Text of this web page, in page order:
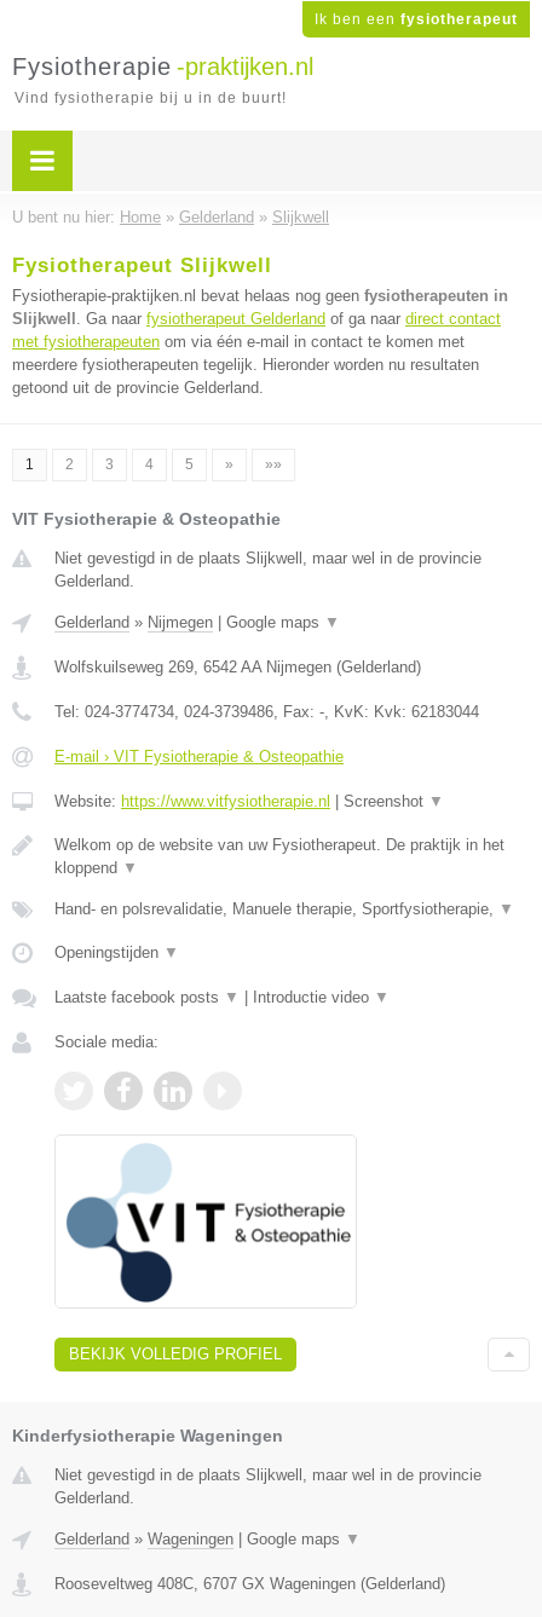
Ik ben een fysiotherapeut
Fysiotherapie -praktijken.nl
Vind fysiotherapie bij u in de buurt!
U bent nu hier: Home » Gelderland » Slijkwell
Fysiotherapeut Slijkwell
Fysiotherapie-praktijken.nl bevat helaas nog geen fysiotherapeuten in
Slijkwell . Ga naar fysiotherapeut Gelderland of ga naar direct contact
met fysiotherapeuten om via één e-mail in contact te komen met
meerdere fysiotherapeuten tegelijk. Hieronder worden nu resultaten
getoond uit de provincie Gelderland.
1 2 3 4 5 » »»
VIT Fysiotherapie & Osteopathie
Niet gevestigd in de plaats Slijkwell, maar wel in de provincie
Gelderland.
Gelderland » Nijmegen Google maps ▼
Wolfskuilseweg 269, 6542 AA Nijmegen (Gelderland)
Tel: 024-3774734, 024-3739486, Fax: -, KvK: Kvk: 62183044
E-mail › VIT Fysiotherapie & Osteopathie
Website: https://www.vitfysiotherapie.nl Screenshot ▼
Welkom op de website van uw Fysiotherapeut. De praktijk in het
kloppend ▼
Hand- en polsrevalidatie, Manuele therapie, Sportfysiotherapie, ▼
Openingstijden ▼
Laatste facebook posts ▼ Introductie video ▼
Sociale media:
BEKIJK VOLLEDIG PROFIEL
Kinderfysiotherapie Wageningen
Niet gevestigd in de plaats Slijkwell, maar wel in de provincie
Gelderland.
Gelderland » Wageningen Google maps ▼
Rooseveltweg 408C 6707 GX Wageningen (Gelderland)